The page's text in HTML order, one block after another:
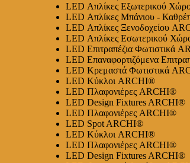
LED Απλίκες Εξωτερικού
LED Απλίκες Μπάνιου -
LED Απλίκες Ξενοδοχείου
LED Απλίκες Εσωτερικού
LED Επιτραπέζια Φωτιστικά
LED Επαναφορτιζόμενα
LED Κρεμαστά Φωτιστικά
LED Κύκλοι ARCHI®
LED Πλαφονιέρες ARCHI®
LED Design Fixtures ARCHI®
LED Πλαφονιέρες ARCHI®
LED Spot ARCHI®
LED Κύκλοι ARCHI®
LED Πλαφονιέρες ARCHI®
LED Design Fixtures ARCHI®